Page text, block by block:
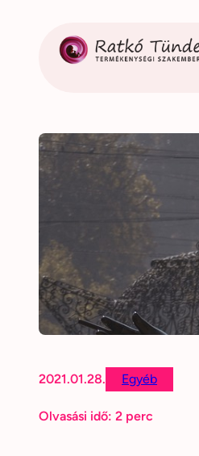
tartalomhoz
2021.01.28. Egyéb
Olvasási idő: 2 perc